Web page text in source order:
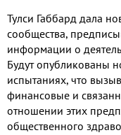
Тулси Габбард дала
сообщества,
информации о
Будут опубликованы
испытаниях, что
финансовые и
отношении этих
общественного